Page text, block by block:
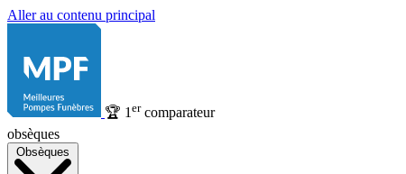
Aller au contenu principal
🏆 1 ercomparateur
obsèques
Obsèques